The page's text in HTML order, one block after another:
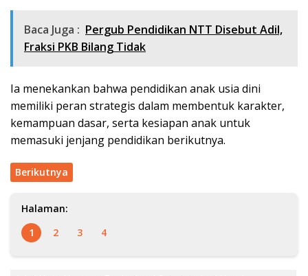
Baca Juga : Pergub Pendidikan NTT Disebut Adil,
Fraksi PKB Bilang Tidak
Ia menekankan bahwa pendidikan anak usia dini
memiliki peran strategis dalam membentuk karakter,
kemampuan dasar, serta kesiapan anak untuk
memasuki jenjang pendidikan berikutnya.
Berikutnya
Halaman:
1
2 3 4